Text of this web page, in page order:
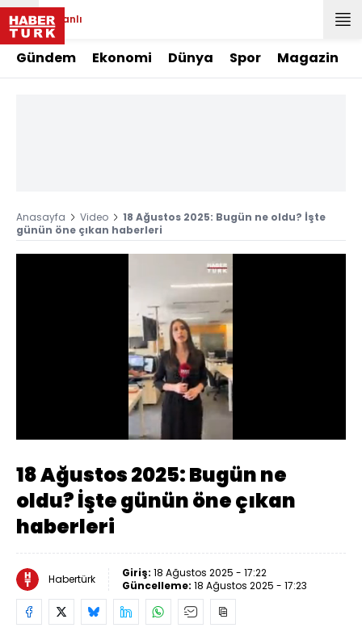
Canlı
Gündem Ekonomi Dünya Spor Magazin
Anasayfa Video
18 Ağustos 2025: Bugün ne oldu? İşte
günün öne çıkan haberleri
Aç
Hızı
18 Ağustos 2025: Bugün ne
oldu? İşte günün öne çıkan
haberleri
Habertürk Giriş: 18 Ağustos 2025 - 17:22
Güncelleme: 18 Ağustos 2025 - 17:23